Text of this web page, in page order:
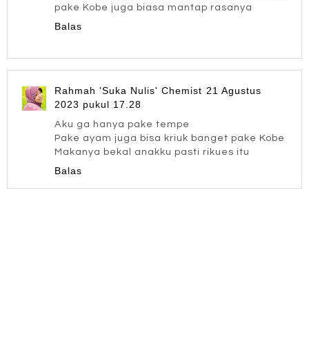
pake Kobe juga biasa mantap rasanya
Balas
Rahmah 'Suka Nulis' Chemist 21 Agustus
2023 pukul 17.28
Aku ga hanya pake tempe
Pake ayam juga bisa kriuk banget pake Kobe
Makanya bekal anakku pasti rikues itu
Balas